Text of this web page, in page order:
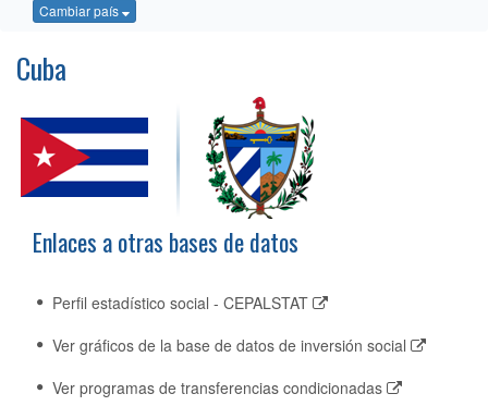
Cambiar país
Cuba
Enlaces a otras bases de datos
Perfil estadístico social - CEPALSTAT
Ver gráficos de la base de datos de inversión social
Ver programas de transferencias condicionadas